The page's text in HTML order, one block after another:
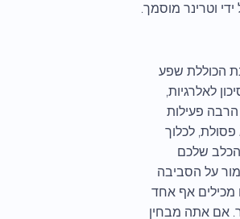
וטרינר מוסמך.
הכוללת שפע
לאלרגיות,
הרבה פעילות
פסולת, לכלוך
הכלב שלכם
על הסביבה
מכילים אף אחד
אם אתה מבחין